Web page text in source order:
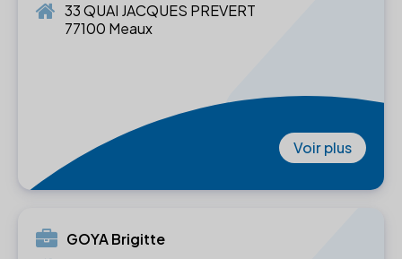
33 QUAI JACQUES PREVERT
77100 Meaux
Voir plus
GOYA Brigitte